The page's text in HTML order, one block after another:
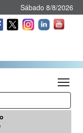
Sábado 8/8/2026